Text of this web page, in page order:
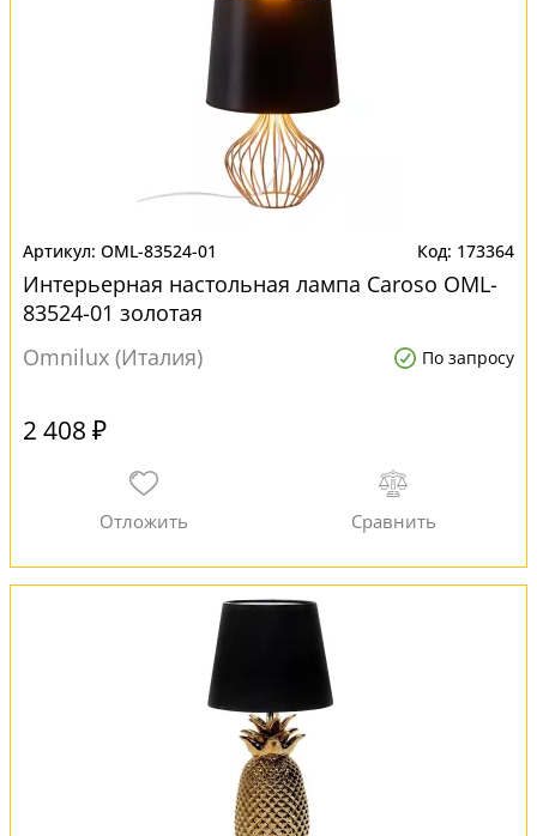
OML-83524-01 173364
Интерьерная настольная лампа Caroso OML-
83524-01 золотая
Omnilux (Италия)
По запросу
2 408 ₽